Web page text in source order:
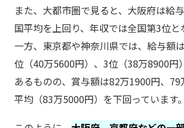
また、大都市圏で見ると、大阪府は給
国平均を上回り、年収では全国第3位と
一方、東京都や神奈川県では、給与額
位（40万5600円）、3位（38万8900円
あるものの、賞与額は82万1900円、
平均（83万5000円）を下回っています。